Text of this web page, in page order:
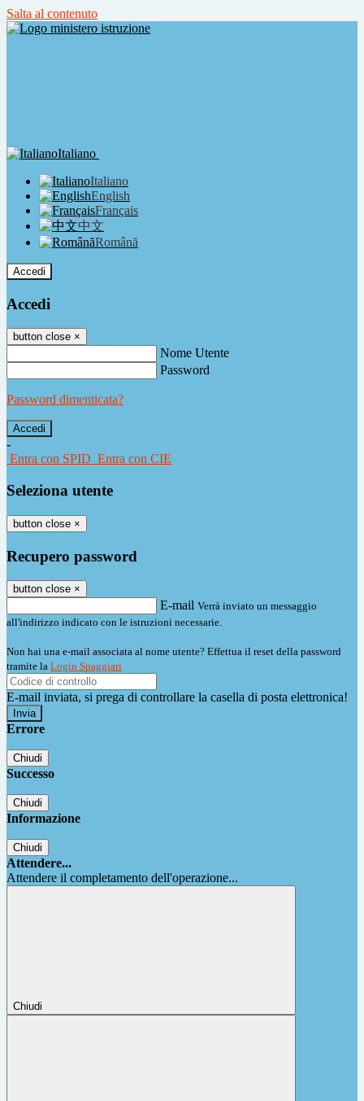
Salta al contenuto
Italiano
Italiano
English
Français
中文
Română
Accedi
Accedi
button close ×
Nome Utente
Password
Password dimenticata?
-
Entra con SPID Entra con CIE
Seleziona utente
button close ×
Recupero password
button close ×
E-mail Verrà inviato un messaggio
all'indirizzo indicato con le istruzioni necessarie.
Non hai una e-mail associata al nome utente? Effettua il reset della password
tramite la Login Spaggiari
E-mail inviata, si prega di controllare la casella di posta elettronica!
Errore
Chiudi
Successo
Chiudi
Informazione
Chiudi
Attendere...
Attendere il completamento dell'operazione...
Chiudi